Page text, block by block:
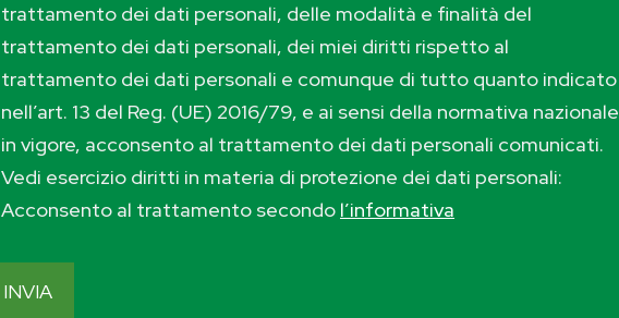
trattamento dei dati personali, delle modalità e finalità del
trattamento dei dati personali, dei miei diritti rispetto al
trattamento dei dati personali e comunque di tutto quanto indicato
nell’art. 13 del Reg. (UE) 2016/79, e ai sensi della normativa nazionale
in vigore, acconsento al trattamento dei dati personali comunicati.
Vedi esercizio diritti in materia di protezione dei dati personali:
Acconsento al trattamento secondo l’informativa